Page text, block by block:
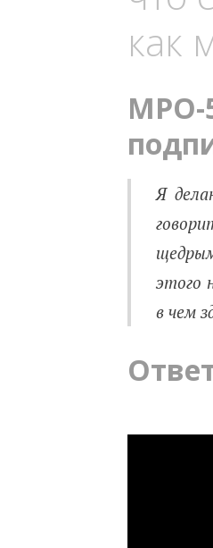
как
Я
этого
в чем